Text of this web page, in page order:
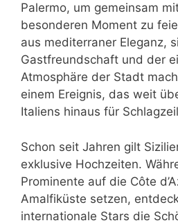
Palermo, um gemeinsam
besonderen Moment zu
aus mediterraner Eleganz,
Gastfreundschaft und der
Atmosphäre der Stadt
einem Ereignis, das weit
Italiens hinaus für
Schon seit Jahren gilt
exklusive Hochzeiten.
Prominente auf die Côte
Amalfiküste setzen,
internationale Stars die